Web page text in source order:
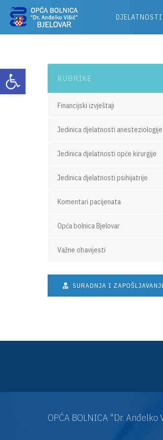
Otvori alatnu traku
DJELATNOSTI
RUBRIKE
Financijski izvještaji
Jedinica djelatnosti anesteziologije
Jedinica djelatnosti opće kirurgije
Jedinica djelatnosti psihijatrije
Komentari pacijenata
Opća bolnica Bjelovar
Važne obavijesti
SURADNJA I
OPĆA BOLNICA "Dr. Anđelko